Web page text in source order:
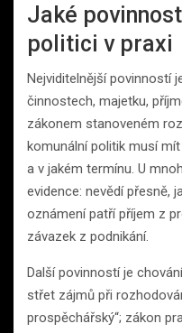
Jaké
politici v praxi
Nejviditelnější povinností
činnostech, majetku,
zákonem stanoveném
komunální politik musí
a v jakém termínu. U
evidence: nevědí přesně,
oznámení patří příjem z
závazek z podnikání.
Další povinností je
střet zájmů při
prospěchářský“; zákon